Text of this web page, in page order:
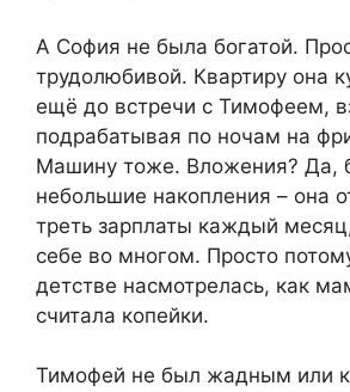
А София не была богатой.
трудолюбивой. Квартиру она
ещё до встречи с Тимофеем,
подрабатывая по ночам на
Машину тоже. Вложения? Да,
небольшие накопления – она
треть зарплаты каждый
себе во многом. Просто
детстве насмотрелась, как
считала копейки.
Тимофей не был жадным или